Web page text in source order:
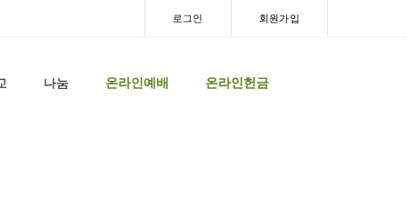
회원가입
로그인
나눔 온라인예배 온라인헌금